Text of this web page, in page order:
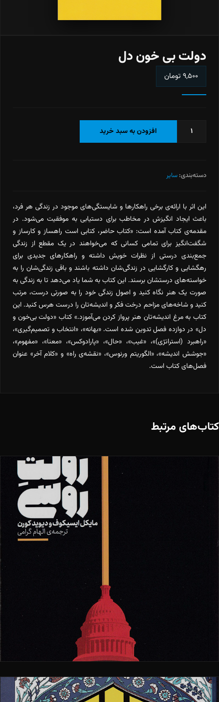
دولت بی خون دل
۹,۵۰۰ تومان
دولت
عدد
افزودن به سبد خرید
دسته‌بندی: سایر
این اثر با ارائه‌ی برخی راهکارها و شایستگی‌های موجود در زندگی هر فرد،
باعث ایجاد انگیزش در مخاطب برای دستیابی به موفقیت می‌شود. در
مقدمه‌ی کتاب آمده است: «کتاب حاضر، کتابی است راهساز و کارساز و
شگفت‌انگیز برای تمامی کسانی که می‌خواهند در یک مقطع از زندگی
جمع‌بندی درستی از نظرات خویش داشته و راهکارهای جدیدی برای
رهگشایی و کارگشایی در زندگی‌شان داشته باشند و باقی زندگی‌شان را به
خواسته‌های درستشان برسند. این کتاب به شما یاد می‌دهد تا به زندگی به
صورت یک هنر نگاه کنید و اصول زندگی خود را به صورتی درست، مرتب
کنید و شاخه‌های مزاحم درخت فکر و اندیشه‌تان را درست هرس کنید. این
کتاب به مرغ اندیشه‌تان هنر پرواز کردن می‌آموزد.» کتاب «دولت بی‌خون و
دل» در دوازده فصل تدوین شده است. «بهانه»، «انتخاب و تصمیم‌گیری»،
«راهبرد (استراتژی)»، «غیب»، «حال»، «پارادوکس»، «معنا»، «مفهوم»،
«جوشش اندیشه»، «الگوریتم ورنوس»، «نقشه‌ی راه» و «کلام آخر» عنوان
فصل‌های کتاب است.
کتاب‌های مرتبط